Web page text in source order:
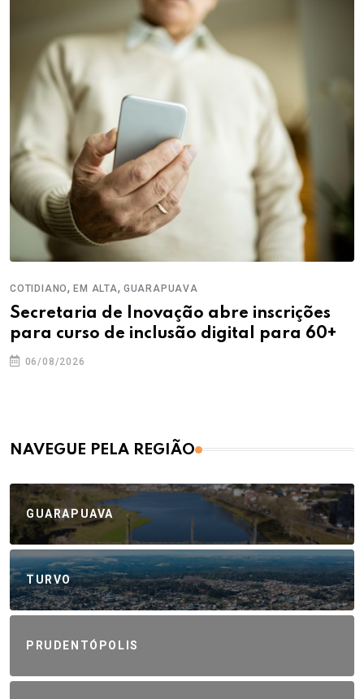
COTIDIANO,EM ALTA, GUARAPUAVA
Secretaria de Inovação abre inscrições
para curso de inclusão digital para 60+
06/08/2026
NAVEGUE PELA REGIÃO
GUARAPUAVA
TURVO
PRUDENTÓPOLIS